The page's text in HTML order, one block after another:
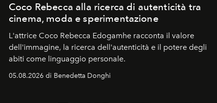
Coco Rebecca alla ricerca di autenticità tra
cinema, moda e sperimentazione
L'attrice Coco Rebecca Edogamhe racconta il valore
dell'immagine, la ricerca dell'autenticità e il potere degli
abiti come linguaggio personale.
05.08.2026 di Benedetta Donghi